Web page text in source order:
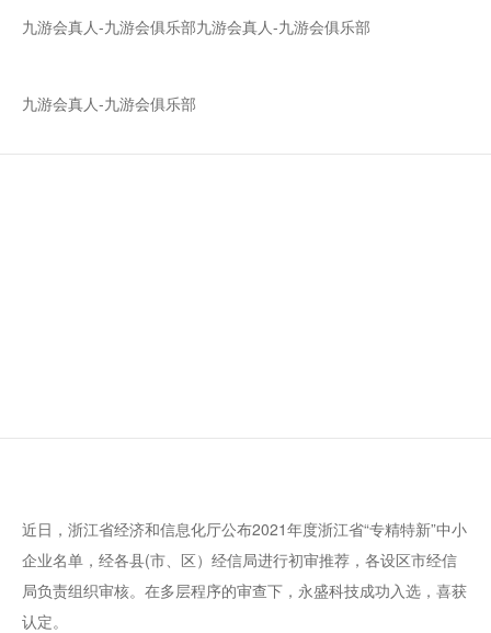
九游会真人-九游会俱乐部九游会真人-九游会俱乐部
九游会真人-九游会俱乐部
近日，浙江省经济和信息化厅公布2021年度浙江省“专精特新”中小
企业名单，经各县(市、区）经信局进行初审推荐，各设区市经信
局负责组织审核。在多层程序的审查下，永盛科技成功入选，喜获
认定。